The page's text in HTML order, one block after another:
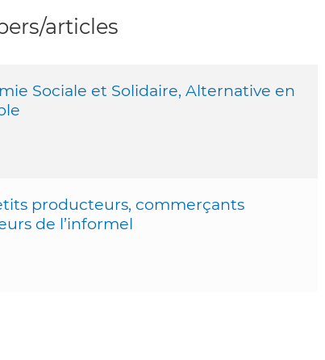
articles
Sociale et Solidaire, Alternative en
producteurs, commerçants
de l’informel